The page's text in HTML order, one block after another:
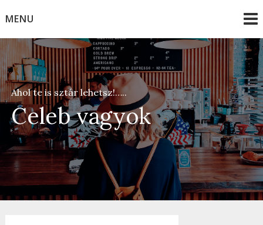
toMENU
Celeb vagyok
Ahol te is sztár lehetsz!…..